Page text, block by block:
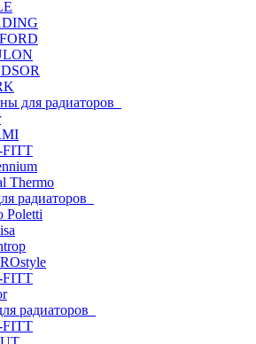
для радиаторов
Thermo
радиаторов
Poletti
радиаторов